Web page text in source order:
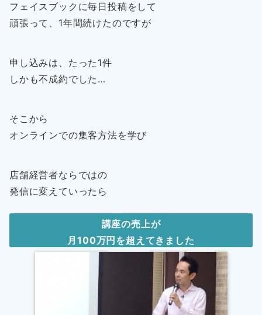
フェイスブックに毎日投稿をして
頑張って、1年間続けたのですが
申し込みは、たった1件
しかも不成約でした…
そこから
オンラインでの集客方法を学び
店舗経営者ならではの
発信に変えていったら
講座の売上が
月100万円を超えてきました